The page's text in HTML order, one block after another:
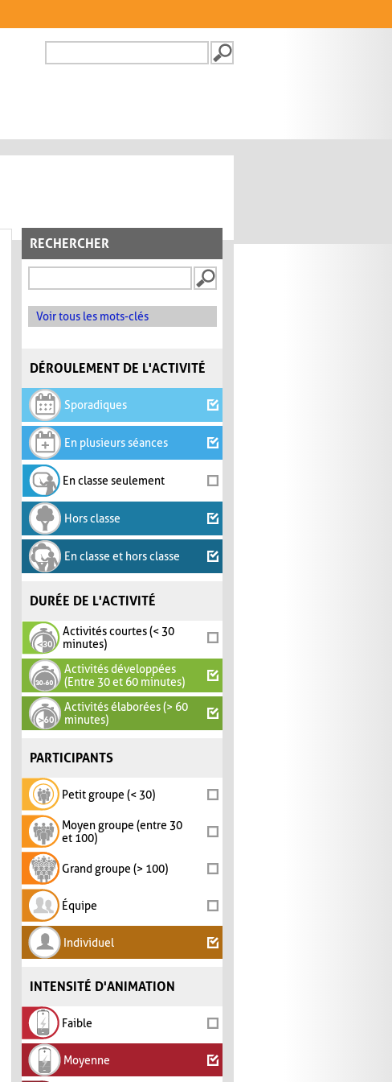
FORMULAIRE DE
RECHERCHER
Voir tous les mots-clés
DÉROULEMENT DE L'ACTIVITÉ
Sporadiques
En plusieurs séances
En classe seulement
Hors classe
En classe et hors classe
DURÉE DE L'ACTIVITÉ
Activités courtes (< 30
minutes)
Activités développées
(Entre 30 et 60 minutes)
Activités élaborées (> 60
minutes)
PARTICIPANTS
Petit groupe (< 30)
Moyen groupe (entre 30
et 100)
Grand groupe (> 100)
Équipe
Individuel
INTENSITÉ D'ANIMATION
Faible
Moyenne